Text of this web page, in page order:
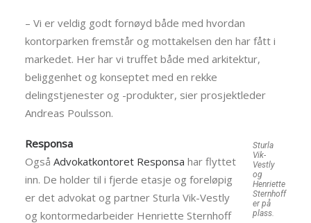
– Vi er veldig godt fornøyd både med hvordan
kontorparken fremstår og mottakelsen den har fått i
markedet. Her har vi truffet både med arkitektur,
beliggenhet og konseptet med en rekke
delingstjenester og -produkter, sier prosjektleder
Andreas Poulsson.
Sturla
Vik-
Vestly
og
Henriette
Sternhoff
er på
plass.
Responsa
Også Advokatkontoret Responsa har flyttet
inn. De holder til i fjerde etasje og foreløpig
er det advokat og partner Sturla Vik-Vestly
og kontormedarbeider Henriette Sternhoff